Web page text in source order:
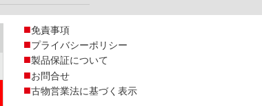
免責事項
プライバシーポリシー
製品保証について
お問合せ
古物営業法に基づく表示